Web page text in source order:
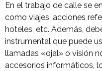
En el trabajo de calle se
como viajes, acciones
hoteles, etc. Además,
instrumental que puede
llamadas «ojal» o visión
accesorios informáticos,